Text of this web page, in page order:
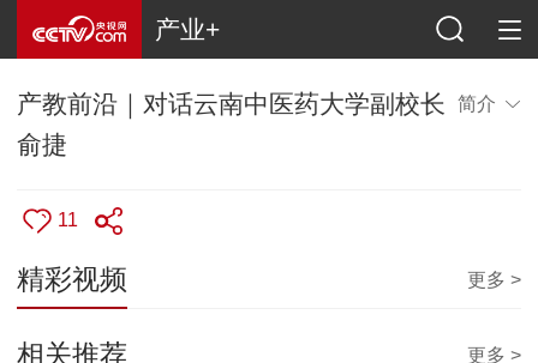
产业+
产教前沿｜对话云南中医药大学副校长
俞捷
简介
11
精彩视频 更多 >
相关推荐 更多 >